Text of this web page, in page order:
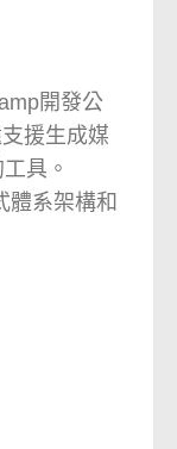
開發公
援生成媒
具。
體系架構和